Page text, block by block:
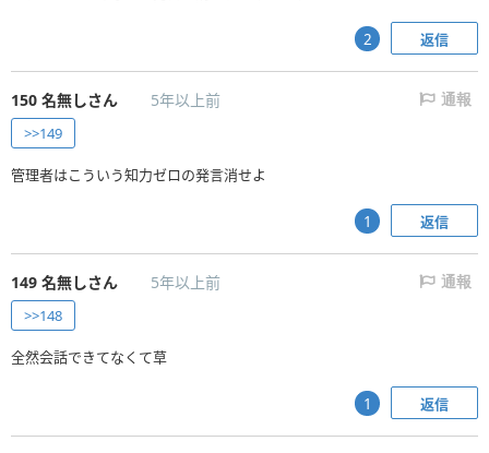
返信
2
150 名無しさん 5年以上前 通報
>>149
管理者はこういう知力ゼロの発言消せよ
返信
1
149 名無しさん 5年以上前 通報
>>148
全然会話できてなくて草
返信
1